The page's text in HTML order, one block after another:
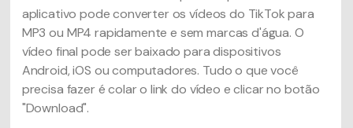
aplicativo pode converter os vídeos do TikTok para
MP3 ou MP4 rapidamente e sem marcas d'água. O
vídeo final pode ser baixado para dispositivos
Android, iOS ou computadores. Tudo o que você
precisa fazer é colar o link do vídeo e clicar no botão
"Download".